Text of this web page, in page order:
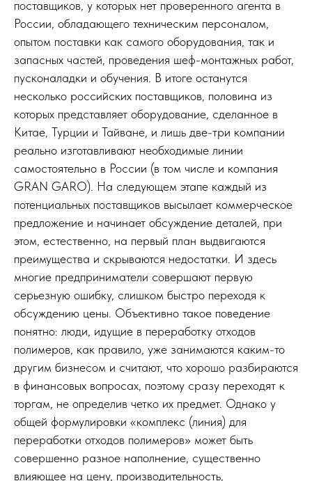
поставщиков, у которых нет проверенного агента в
России, обладающего техническим персоналом,
опытом поставки как самого оборудования, так и
запасных частей, проведения шеф-монтажных работ,
пусконаладки и обучения. В итоге останутся
несколько российских поставщиков, половина из
которых представляет оборудование, сделанное в
Китае, Турции и Тайване, и лишь две-три компании
реально изготавливают необходимые линии
самостоятельно в России (в том числе и компания
GRAN GARO). На следующем этапе каждый из
потенциальных поставщиков высылает коммерческое
предложение и начинает обсуждение деталей, при
этом, естественно, на первый план выдвигаются
преимущества и скрываются недостатки. И здесь
многие предприниматели совершают первую
серьезную ошибку, слишком быстро переходя к
обсуждению цены. Объективно такое поведение
понятно: люди, идущие в переработку отходов
полимеров, как правило, уже занимаются каким-то
другим бизнесом и считают, что хорошо разбираются
в финансовых вопросах, поэтому сразу переходят к
торгам, не определив четко их предмет. Однако у
общей формулировки «комплекс (линия) для
переработки отходов полимеров» может быть
совершенно разное наполнение, существенно
влияющее на цену, производительность,